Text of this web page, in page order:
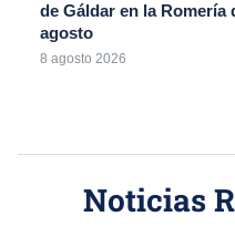
de Gáldar en la Romería
agosto
8 agosto 2026
Noticias